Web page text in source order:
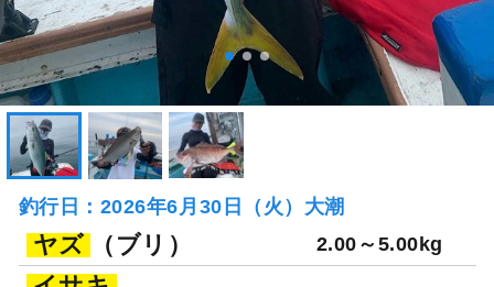
釣行日：2026年6月30日（火）大潮
ヤズ （ブリ） 2.00～5.00kg